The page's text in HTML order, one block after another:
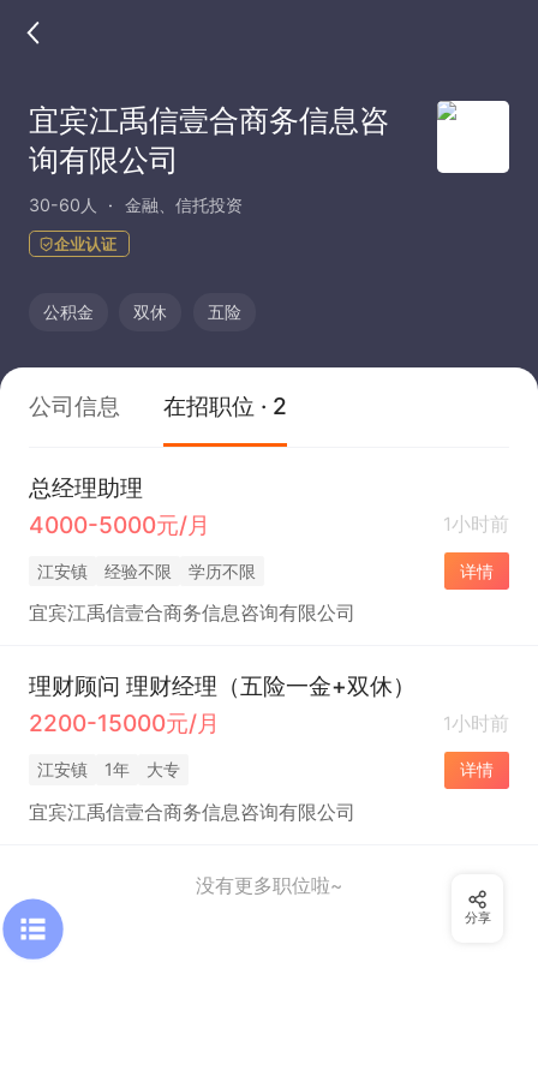
宜宾江禹信壹合商务信息咨
询有限公司
30-60人 金融、信托投资
企业认证
公积金 双休 五险
公司信息 在招职位 · 2
总经理助理
4000-5000元/月
1小时前
江安镇 经验不限 学历不限 详情
宜宾江禹信壹合商务信息咨询有限公司
理财顾问 理财经理（五险一金+双休）
2200-15000元/月
1小时前
江安镇 1年 大专 详情
宜宾江禹信壹合商务信息咨询有限公司
没有更多职位啦~
分享